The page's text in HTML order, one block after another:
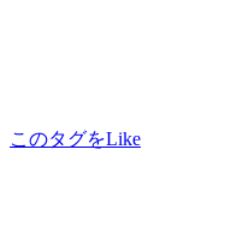
このタグをLike